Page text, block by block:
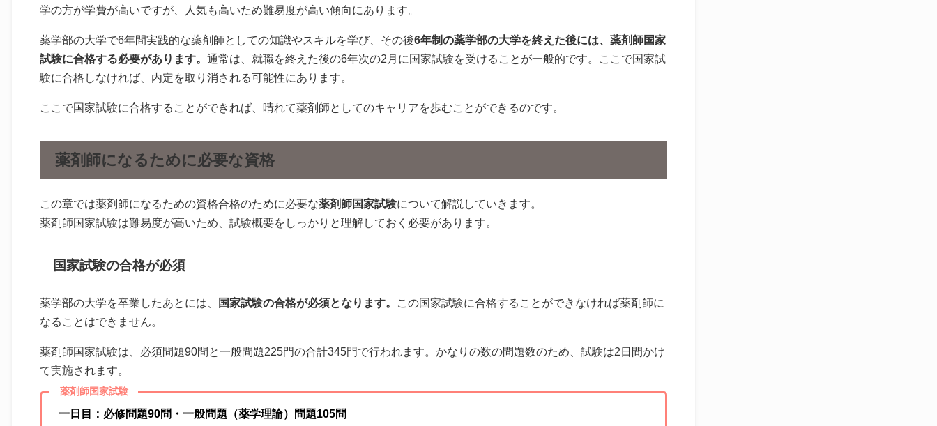
学の方が学費が高いですが、人気も高いため難易度が高い傾向にあります。
薬学部の大学で6年間実践的な薬剤師としての知識やスキルを学び、その後6年制の薬学部の大学を終えた後には、薬剤師国家
試験に合格する必要があります。 通常は、就職を終えた後の6年次の2月に国家試験を受けることが一般的です。ここで国家試
験に合格しなければ、内定を取り消される可能性にあります。
ここで国家試験に合格することができれば、晴れて薬剤師としてのキャリアを歩むことができるのです。
薬剤師になるために必要な資格
この章では薬剤師になるための資格合格のために必要な薬剤師国家試験について解説していきます。
薬剤師国家試験は難易度が高いため、試験概要をしっかりと理解しておく必要があります。
国家試験の合格が必須
薬学部の大学を卒業したあとには、 国家試験の合格が必須となります。
この国家試験に合格することができなければ薬剤師に
なることはできません。
薬剤師国家試験は、必須問題90問と一般問題225門の合計345門で行われます。かなりの数の問題数のため、試験は2日間かけ
て実施されます。
薬剤師国家試験
一日目：必修問題90問・一般問題（薬学理論）問題105問